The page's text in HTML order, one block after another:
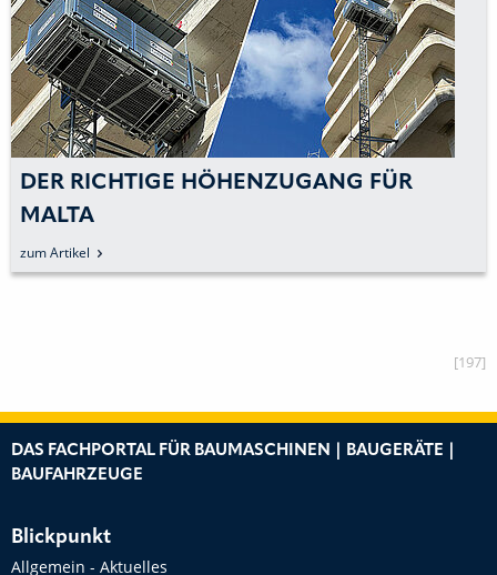
DER RICHTIGE HÖHENZUGANG FÜR
MALTA
zum Artikel
[197]
DAS FACHPORTAL FÜR BAUMASCHINEN | BAUGERÄTE |
BAUFAHRZEUGE
Blickpunkt
Allgemein - Aktuelles